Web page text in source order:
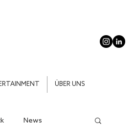
ÜBER UNS
News